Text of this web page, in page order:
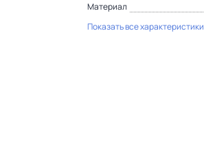
Материал
Показать все характеристики